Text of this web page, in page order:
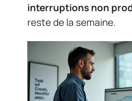
interruptions non
reste de la semaine.